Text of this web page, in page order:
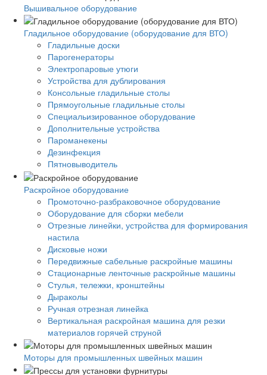
Вышивальное оборудование
Гладильное оборудование (оборудование для ВТО)
Гладильные доски
Парогенераторы
Электропаровые утюги
Устройства для дублирования
Консольные гладильные столы
Прямоугольные гладильные столы
Специальизированное оборудование
Дополнительные устройства
Пароманекены
Дезинфекция
Пятновыводитель
Раскройное оборудование
Промоточно-разбраковочное оборудование
Оборудование для сборки мебели
Отрезные линейки, устройства для формирования
настила
Дисковые ножи
Передвижные сабельные раскройные машины
Стационарные ленточные раскройные машины
Стулья, тележки, кронштейны
Дыраколы
Ручная отрезная линейка
Вертикальная раскройная машина для резки
материалов горячей струной
Моторы для промышленных швейных машин